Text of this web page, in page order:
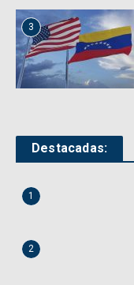
3
Destacadas:
1
2